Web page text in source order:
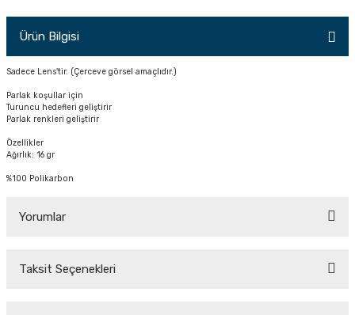
Ürün Bilgisi
Sadece Lens'tir. (Çerceve görsel amaçlıdır.)
Parlak koşullar için
Turuncu hedefleri geliştirir
Parlak renkleri geliştirir
Özellikler
Ağırlık: 16 gr
%100 Polikarbon
Yorumlar
Taksit Seçenekleri